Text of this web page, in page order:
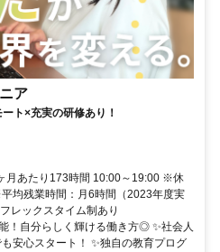
ア
ト×充実の研修あり！
月あたり173時間 10:00～19:00 ※休
均残業時間：月6時間（2023年度実
レックスタイム制あり
！自分らしく輝ける働き方◎ ✨社会人
安心スタート！ ✨独自の教育プログ